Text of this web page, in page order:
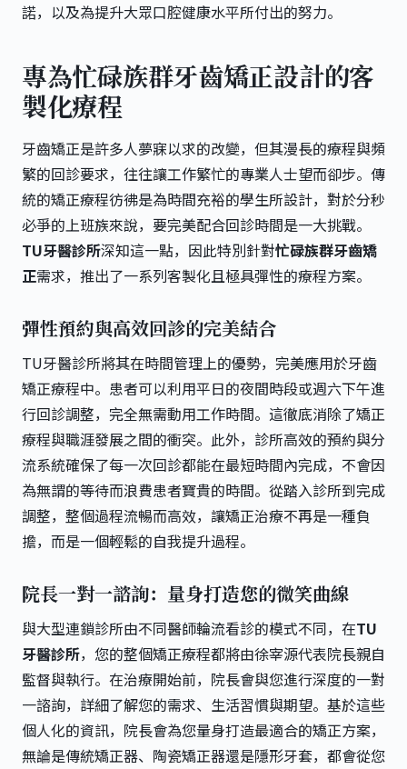
諾，以及為提升大眾口腔健康水平所付出的努力。
專為忙碌族群牙齒矯正設計的客
製化療程
牙齒矯正是許多人夢寐以求的改變，但其漫長的療程與頻
繁的回診要求，往往讓工作繁忙的專業人士望而卻步。傳
統的矯正療程彷彿是為時間充裕的學生所設計，對於分秒
必爭的上班族來說，要完美配合回診時間是一大挑戰。
TU牙醫診所深知這一點，因此特別針對忙碌族群牙齒矯
正需求，推出了一系列客製化且極具彈性的療程方案。
彈性預約與高效回診的完美結合
TU牙醫診所將其在時間管理上的優勢，完美應用於牙齒
矯正療程中。患者可以利用平日的夜間時段或週六下午進
行回診調整，完全無需動用工作時間。這徹底消除了矯正
療程與職涯發展之間的衝突。此外，診所高效的預約與分
流系統確保了每一次回診都能在最短時間內完成，不會因
為無謂的等待而浪費患者寶貴的時間。從踏入診所到完成
調整，整個過程流暢而高效，讓矯正治療不再是一種負
擔，而是一個輕鬆的自我提升過程。
院長一對一諮詢：量身打造您的微笑曲線
與大型連鎖診所由不同醫師輪流看診的模式不同，在TU
牙醫診所，您的整個矯正療程都將由徐宰源代表院長親自
監督與執行。在治療開始前，院長會與您進行深度的一對
一諮詢，詳細了解您的需求、生活習慣與期望。基於這些
個人化的資訊，院長會為您量身打造最適合的矯正方案，
無論是傳統矯正器、陶瓷矯正器還是隱形牙套，都會從您